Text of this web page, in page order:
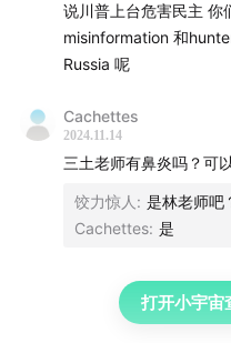
了4周才交棒给贺锦丽。
作为现任政府的一员，
没有4个月的时间来赶
的竞选都是特朗普的准备
贺锦丽面对的是一项被
德国播客中听说，“这
没有。”
到竞选效果，因为在那
登失去的百分点。但这
说川普上台危害民主 你
misinformation 和
Russia 呢
Cachettes
2024.11.14
三土老师有鼻炎吗？可
饺力惊人 : 是林老师吧
Cachettes: 是
打开小宇宙